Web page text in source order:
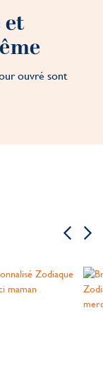
et
ouvré sont